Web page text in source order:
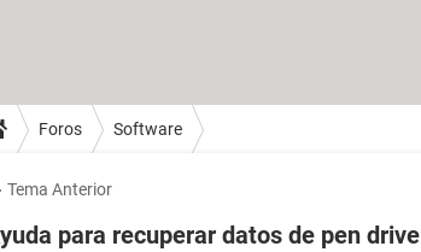
Foros Software
Tema Anterior
para recuperar datos de pen drive